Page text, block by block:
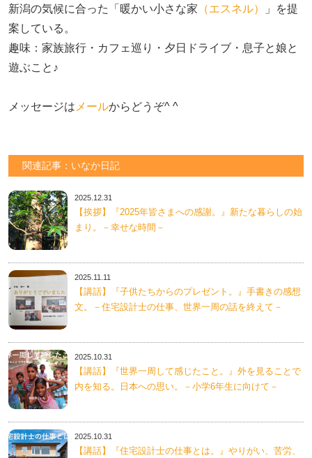
新潟の気候に合った「暖かい小さな家 （エスネル）
」を提
案している。
趣味：家族旅行・カフェ巡り・夕日ドライブ・息子と娘と
遊ぶこと♪
メッセージはメールからどうぞ^ ^
関連記事：いなか日記
2025.12.31
【挨拶】『2025年皆さまへの感謝。』新たな暮らしの始
まり。－幸せな時間－
2025.11.11
【講話】『子供たちからのプレゼント。』手書きの感想
文。－住宅設計士の仕事、世界一周の話を終えて－
2025.10.31
【講話】『世界一周して感じたこと。』外を見ることで
内を知る。日本への思い。－小学6年生に向けて－
2025.10.31
【講話】『住宅設計士の仕事とは。』やりがい、苦労、